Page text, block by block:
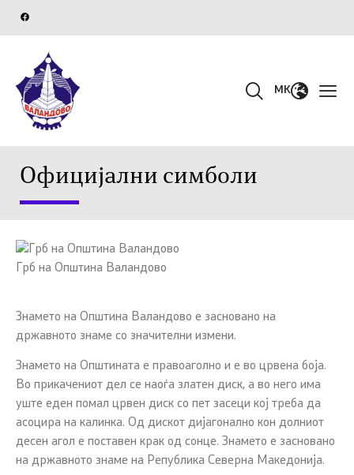
MK
Официјални симболи
Грб на Општина Валандово
Знамето на Општина Валандово е засновано на
државното знаме со значителни измени.
Знамето на Општината е правоаголно и е во црвена боја.
Во прикачениот дел се наоѓа златен диск, а во него има
уште еден помал црвен диск со пет засеци кој треба да
асоцира на калинка. Од дискот дијагонално кон долниот
десен агол е поставен крак од сонце. Знамето е засновано
на државното знаме на Република Северна Македонија.